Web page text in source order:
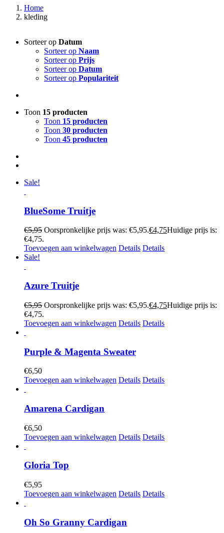
Home
kleding
Sorteer op Datum
Sorteer op Naam
Sorteer op Prijs
Sorteer op Datum
Sorteer op Populariteit
Toon 15 producten
Toon 15 producten
Toon 30 producten
Toon 45 producten
Sale!
BlueSome Truitje
€5,95 Oorspronkelijke prijs was: €5,95.€4,75Huidige prijs is:
€4,75.
Toevoegen aan winkelwagen Details Details
Sale!
Azure Truitje
€5,95 Oorspronkelijke prijs was: €5,95.€4,75Huidige prijs is:
€4,75.
Toevoegen aan winkelwagen Details Details
Purple & Magenta Sweater
€6,50
Toevoegen aan winkelwagen Details Details
Amarena Cardigan
€6,50
Toevoegen aan winkelwagen Details Details
Gloria Top
€5,95
Toevoegen aan winkelwagen Details Details
Oh So Granny Cardigan